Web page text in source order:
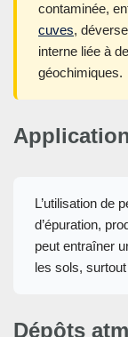
contaminée,
cuves,
interne liée à
géochimiques.
L’utilisation de
d’épuration,
peut entraîner
les sols,
Dépôts